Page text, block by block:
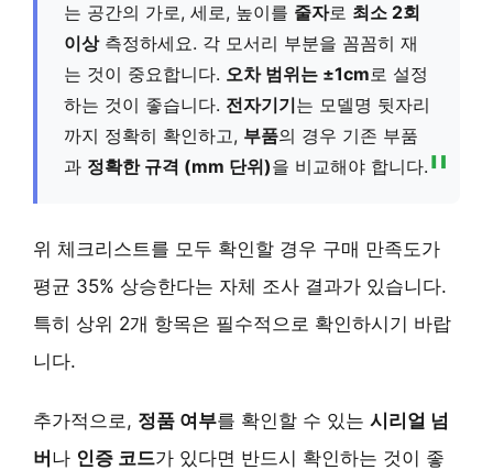
는 공간의 가로, 세로, 높이를 줄자로 최소 2회
이상측정하세요. 각 모서리 부분을 꼼꼼히 재
는 것이 중요합니다. 오차 범위는 ±1cm 로 설정
하는 것이 좋습니다. 전자기기는 모델명 뒷자리
까지 정확히 확인하고, 부품의 경우 기존 부품
과 정확한 규격 (mm 단위)을 비교해야 합니다.
위 체크리스트를 모두 확인할 경우 구매 만족도가
평균 35% 상승한다는 자체 조사 결과가 있습니다.
특히 상위 2개 항목은 필수적으로 확인하시기 바랍
니다.
추가적으로, 정품 여부를 확인할 수 있는 시리얼 넘
버나 인증 코드가 있다면 반드시 확인하는 것이 좋